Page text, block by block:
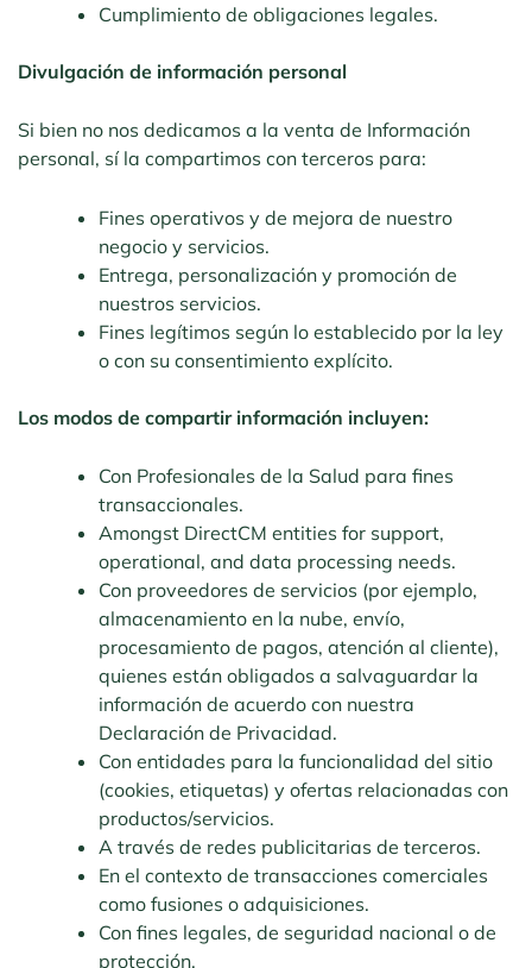
Cumplimiento de obligaciones legales.
Divulgación de información personal
Si bien no nos dedicamos a la venta de Información
personal, sí la compartimos con terceros para:
Fines operativos y de mejora de nuestro
negocio y servicios.
Entrega, personalización y promoción de
nuestros servicios.
Fines legítimos según lo establecido por la ley
o con su consentimiento explícito.
Los modos de compartir información incluyen:
Con Profesionales de la Salud para fines
transaccionales.
Amongst DirectCM entities for support,
operational, and data processing needs.
Con proveedores de servicios (por ejemplo,
almacenamiento en la nube, envío,
procesamiento de pagos, atención al cliente),
quienes están obligados a salvaguardar la
información de acuerdo con nuestra
Declaración de Privacidad.
Con entidades para la funcionalidad del sitio
(cookies, etiquetas) y ofertas relacionadas con
productos/servicios.
A través de redes publicitarias de terceros.
En el contexto de transacciones comerciales
como fusiones o adquisiciones.
Con fines legales, de seguridad nacional o de
protección.